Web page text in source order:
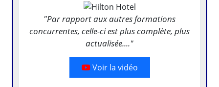
"Par rapport aux autres formations
concurrentes, celle-ci est plus complète, plus
actualisée...."
Voir la vidéo